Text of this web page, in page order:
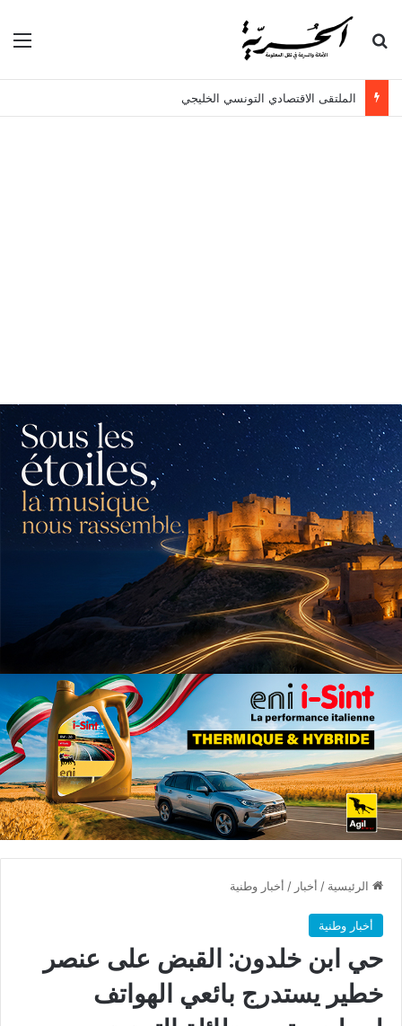
بحث عن
الملتقى الاقتصادي التونسي الخليجي
الرئيسية / أخبار / أخبار وطنية
أخبار وطنية
حي ابن خلدون: القبض على عنصر
خطير يستدرج بائعي الهواتف